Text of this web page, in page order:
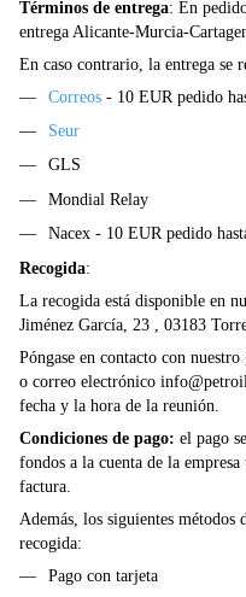
Términos de entrega: En
entrega Alicante-Murcia-
En caso contrario, la entrega se
Correos - 10 EUR pedido
Seur
GLS
Mondial Relay
Nacex - 10 EUR pedido
Recogida:
La recogida está disponible en
Jiménez García, 23 , 03183
Póngase en contacto con
o correo electrónico
fecha y la hora de la reunión.
Condiciones de pago: el pago
fondos a la cuenta de la
factura.
Además, los siguientes métodos
recogida:
Pago con tarjeta